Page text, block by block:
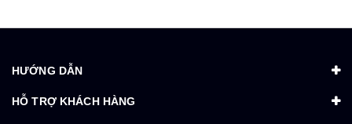
HƯỚNG DẪN
HỖ TRỢ KHÁCH HÀNG